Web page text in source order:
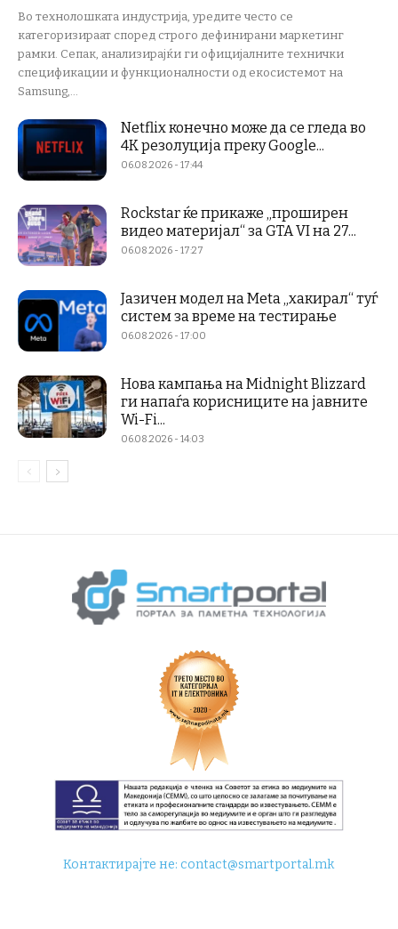
Во технолошката индустрија, уредите често се
категоризираат според строго дефинирани маркетинг
рамки. Сепак, анализирајќи ги официјалните технички
спецификации и функционалности од екосистемот на
Samsung,...
Netflix конечно може да се гледа во
4K резолуција преку Google...
06.08.2026 - 17:44
Rockstar ќе прикаже „проширен
видео материјал“ за GTA VI на 27...
06.08.2026 - 17:27
Јазичен модел на Meta „хакирал“ туѓ
систем за време на тестирање
06.08.2026 - 17:00
Нова кампања на Midnight Blizzard
ги напаѓа корисниците на јавните
Wi-Fi...
06.08.2026 - 14:03
Контактирајте не:contact@smartportal.mk